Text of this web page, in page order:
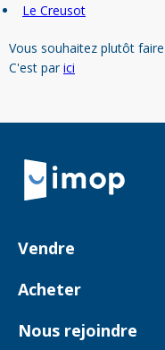
Le Creusot
Vous souhaitez plutôt
C'est parici
Retour à la navigation
Vendre
Comment ça marche
Acheter
Biens en vente
Nous rejoindre